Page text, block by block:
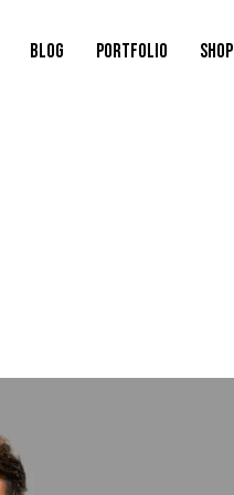
BLOG PORTFOLIO SHOP